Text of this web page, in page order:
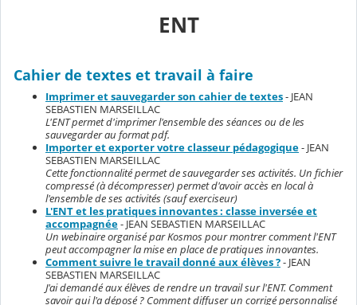
ENT
Cahier de textes et travail à faire
Imprimer et sauvegarder son cahier de textes- JEAN
SEBASTIEN MARSEILLAC
L'ENT permet d'imprimer l'ensemble des séances ou de les
sauvegarder au format pdf.
Importer et exporter votre classeur pédagogique- JEAN
SEBASTIEN MARSEILLAC
Cette fonctionnalité permet de sauvegarder ses activités. Un fichier
compressé (à décompresser) permet d'avoir accès en local à
l'ensemble de ses activités (sauf exerciseur)
L'ENT et les pratiques innovantes : classe inversée et
accompagnée- JEAN SEBASTIEN MARSEILLAC
Un webinaire organisé par Kosmos pour montrer comment l'ENT
peut accompagner la mise en place de pratiques innovantes.
Comment suivre le travail donné aux élèves ?- JEAN
SEBASTIEN MARSEILLAC
J'ai demandé aux élèves de rendre un travail sur l'ENT. Comment
savoir qui l'a déposé ? Comment diffuser un corrigé personnalisé